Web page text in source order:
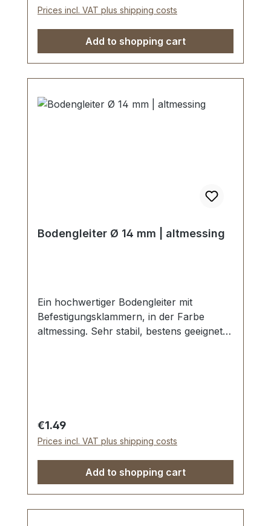
Prices incl. VAT plus shipping costs
Add to shopping cart
Bodengleiter Ø 14 mm | altmessing
Ein hochwertiger Bodengleiter mit
Befestigungsklammern, in der Farbe
altmessing. Sehr stabil, bestens geeignet
Regular price:
€1.49
Prices incl. VAT plus shipping costs
Add to shopping cart